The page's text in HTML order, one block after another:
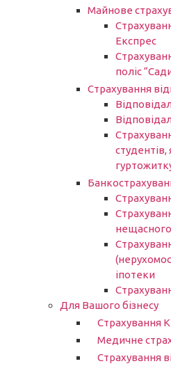
Майнове
Експрес
поліс
Страхування
іпотеки
Для Вашого бізнесу
Страхування
Медичне
Страхування